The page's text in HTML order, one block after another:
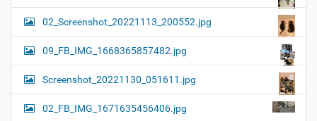
02_Screenshot_20221113_200552.jpg
09_FB_IMG_1668365857482.jpg
Screenshot_20221130_051611.jpg
02_FB_IMG_1671635456406.jpg